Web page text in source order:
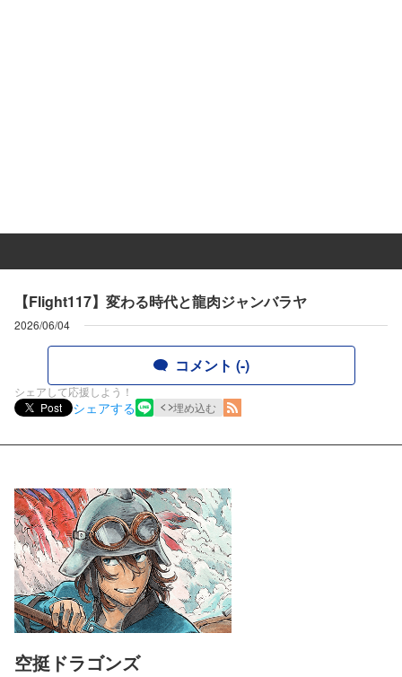
【Flight117】変わる時代と龍肉ジャンバラヤ
2026/06/04
コメント (-)
シェアして応援しよう！
Post
シェアする 埋め込む
空挺ドラゴンズ